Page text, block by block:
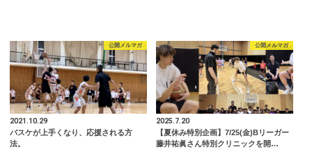
公開メルマガ
2021.10.29
バスケが上手くなり、応援される方
法。
公開メルマガ
2025.7.20
【夏休み特別企画】7/25(金)Bリーガー
藤井祐眞さん特別クリニックを開…